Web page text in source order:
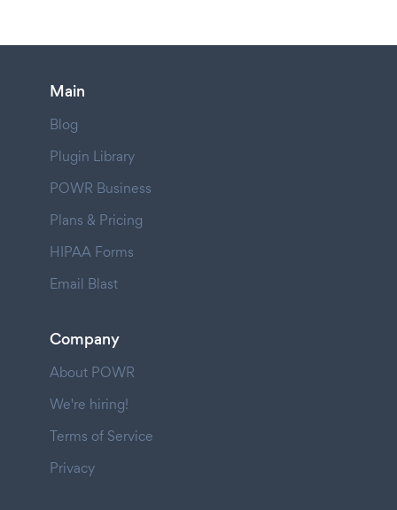
Main
Blog
Plugin Library
POWR Business
Plans & Pricing
HIPAA Forms
Email Blast
Company
About POWR
We're hiring!
Terms of Service
Privacy